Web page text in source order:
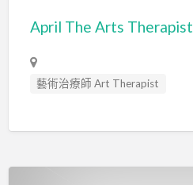
April The Arts Therapist
藝術治療師 Art Therapist